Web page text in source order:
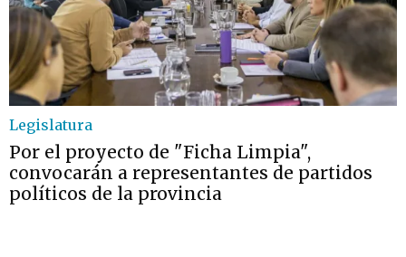
Legislatura
Por el proyecto de "Ficha Limpia",
convocarán a representantes de partidos
políticos de la provincia